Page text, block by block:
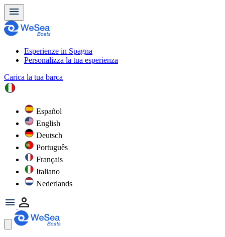
Esperienze in Spagna
Personalizza la tua esperienza
Carica la tua barca
Español
English
Deutsch
Português
Français
Italiano
Nederlands